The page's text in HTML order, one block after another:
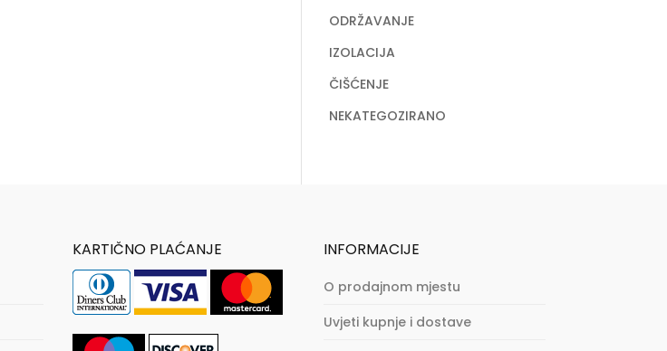
ODRŽAVANJE
IZOLACIJA
ČIŠĆENJE
NEKATEGOZIRANO
KARTIČNO PLAĆANJE INFORMACIJE
O prodajnom mjestu
Uvjeti kupnje i dostave